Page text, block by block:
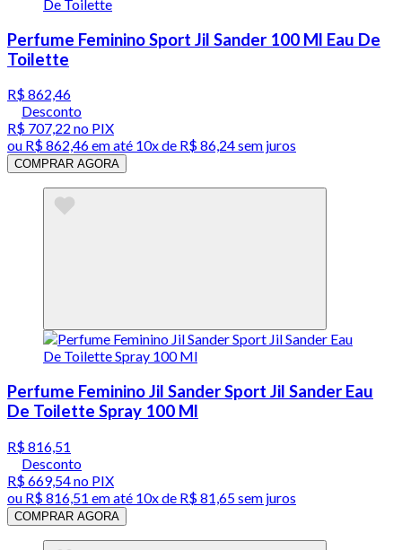
Perfume Feminino Sport Jil Sander 100 Ml Eau De
Toilette
R$ 862,46
Desconto
R$ 707,22 no PIX
ou R$ 862,46em até 10x de R$ 86,24 sem juros
COMPRAR AGORA
Perfume Feminino Jil Sander Sport Jil Sander Eau
De Toilette Spray 100 Ml
R$ 816,51
Desconto
R$ 669,54no PIX
ou R$ 816,51 em até 10x de R$ 81,65 sem juros
COMPRAR AGORA